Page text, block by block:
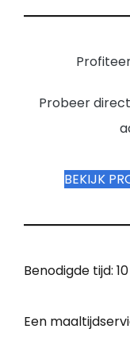
Probeer
BEKIJK
Benodigde tijd:
Een